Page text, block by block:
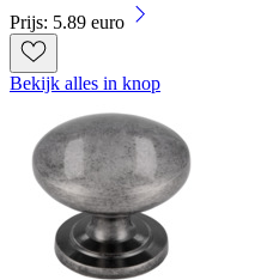
Prijs: 5.89 euro
Bekijk alles in knop